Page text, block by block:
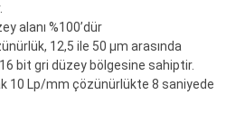
alanı %100’dür
12,5 ile 50 µm arasında
bit gri düzey bölgesine sahiptir.
10 Lp/mm çözünürlükte 8 saniyede